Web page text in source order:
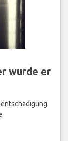
wurde er